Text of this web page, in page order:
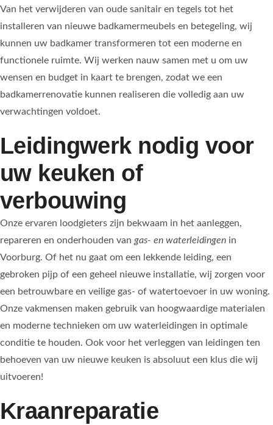
Van het verwijderen van oude sanitair en tegels tot het
installeren van nieuwe badkamermeubels en betegeling, wij
kunnen uw badkamer transformeren tot een moderne en
functionele ruimte. Wij werken nauw samen met u om uw
wensen en budget in kaart te brengen, zodat we een
badkamerrenovatie kunnen realiseren die volledig aan uw
verwachtingen voldoet.
Leidingwerk nodig voor
uw keuken of
verbouwing
Onze ervaren loodgieters zijn bekwaam in het aanleggen,
repareren en onderhouden van gas- en waterleidingenin
Voorburg. Of het nu gaat om een lekkende leiding, een
gebroken pijp of een geheel nieuwe installatie, wij zorgen voor
een betrouwbare en veilige gas- of watertoevoer in uw woning.
Onze vakmensen maken gebruik van hoogwaardige materialen
en moderne technieken om uw waterleidingen in optimale
conditie te houden. Ook voor het verleggen van leidingen ten
behoeven van uw nieuwe keuken is absoluut een klus die wij
uitvoeren!
Kraanreparatie